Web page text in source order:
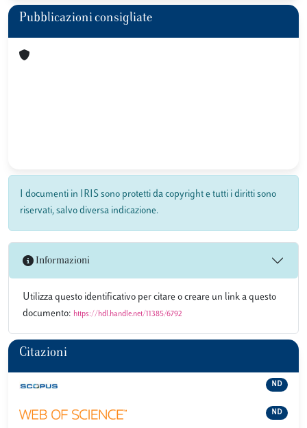
Pubblicazioni consigliate
I documenti in IRIS sono protetti da copyright e tutti i diritti sono
riservati, salvo diversa indicazione.
Informazioni
Utilizza questo identificativo per citare o creare un link a questo
documento: https://hdl.handle.net/11385/6792
Citazioni
ND
ND